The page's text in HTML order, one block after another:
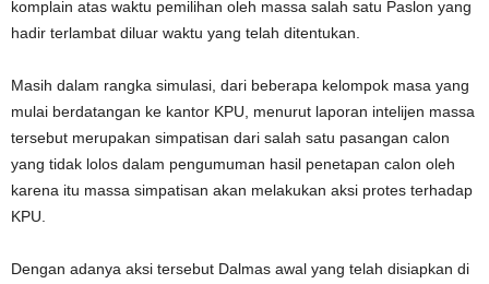
komplain atas waktu pemilihan oleh massa salah satu Paslon yang
hadir terlambat diluar waktu yang telah ditentukan.
Masih dalam rangka simulasi, dari beberapa kelompok masa yang
mulai berdatangan ke kantor KPU, menurut laporan intelijen massa
tersebut merupakan simpatisan dari salah satu pasangan calon
yang tidak lolos dalam pengumuman hasil penetapan calon oleh
karena itu massa simpatisan akan melakukan aksi protes terhadap
KPU.
Dengan adanya aksi tersebut Dalmas awal yang telah disiapkan di